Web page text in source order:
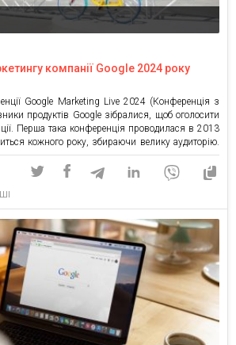
компанії Google 2024 року
Google Marketing Live 2024 (Конференція з
продуктів Google зібралися, щоб оголосити
Перша така конференція проводилася в 2013
кожного року, збираючи велику аудиторію.
темою був перехід реклами/маркетингу
сьогодні набирає обертів найпопулярніша […]
ШІ